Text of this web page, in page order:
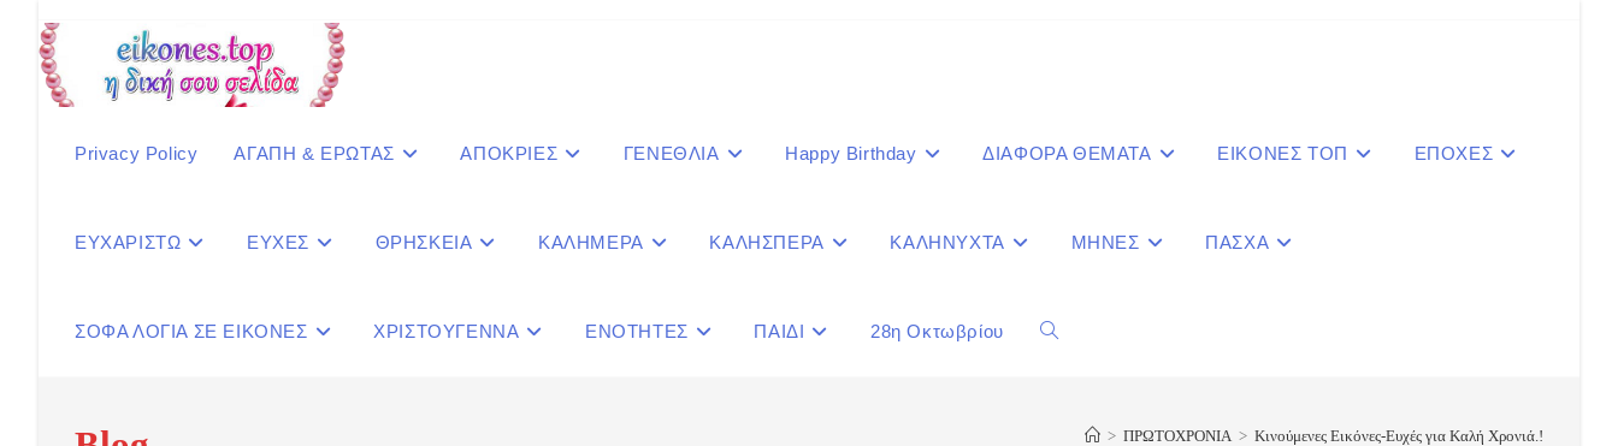
content
Privacy Policy ΑΓΑΠΗ & ΕΡΩΤΑΣ ΑΠΟΚΡΙΕΣ ΓΕΝΕΘΛΙΑ Happy Birthday ΔΙΑΦΟΡΑ ΘΕΜΑΤΑ ΕΙΚΟΝΕΣ ΤΟΠ ΕΠΟΧΕΣ
ΕΥΧΑΡΙΣΤΩ ΕΥΧΕΣ ΘΡΗΣΚΕΙΑ ΚΑΛΗΜΕΡΑ ΚΑΛΗΣΠΕΡΑ ΚΑΛΗΝΥΧΤΑ ΜΗΝΕΣ ΠΑΣΧΑ
ΣΟΦΑ ΛΟΓΙΑ ΣΕ ΕΙΚΟΝΕΣ ΧΡΙΣΤΟΥΓΕΝΝΑ ΕΝΟΤΗΤΕΣ ΠΑΙΔΙ 28η Οκτωβρίου Toggle
> ΠΡΩΤΟΧΡΟΝΙΑ > Κινούμενες Εικόνες-Ευχές για Καλή Χρονιά.!